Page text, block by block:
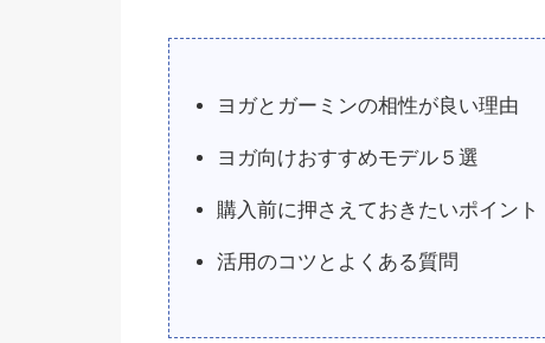
ヨガとガーミンの相性が良い理由
ヨガ向けおすすめモデル５選
購入前に押さえておきたいポイント
活用のコツとよくある質問